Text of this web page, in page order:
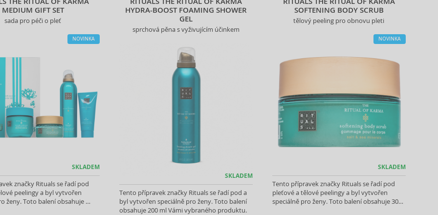
MEDIUM GIFT SET
sada pro péči o pleť
NOVINKA
SKLADEM
značky Rituals se řadí pod
peelingy a byl vytvořen
ženy. Toto balení obsahuje
HYDRA-BOOST FOAMING SHOWER
GEL
sprchová pěna s vyživujícím účinkem
SKLADEM
Tento přípravek značky Rituals se řadí pod a
byl vytvořen speciálně pro ženy. Toto balení
obsahuje 200 ml Vámi vybraného produktu.
SOFTENING BODY SCRUB
tělový peeling pro obnovu pleti
NOVINKA
SKLADEM
Tento přípravek značky Rituals se řadí pod
pleťové a tělové peelingy a byl vytvořen
speciálně pro ženy. Toto balení obsahuje 300